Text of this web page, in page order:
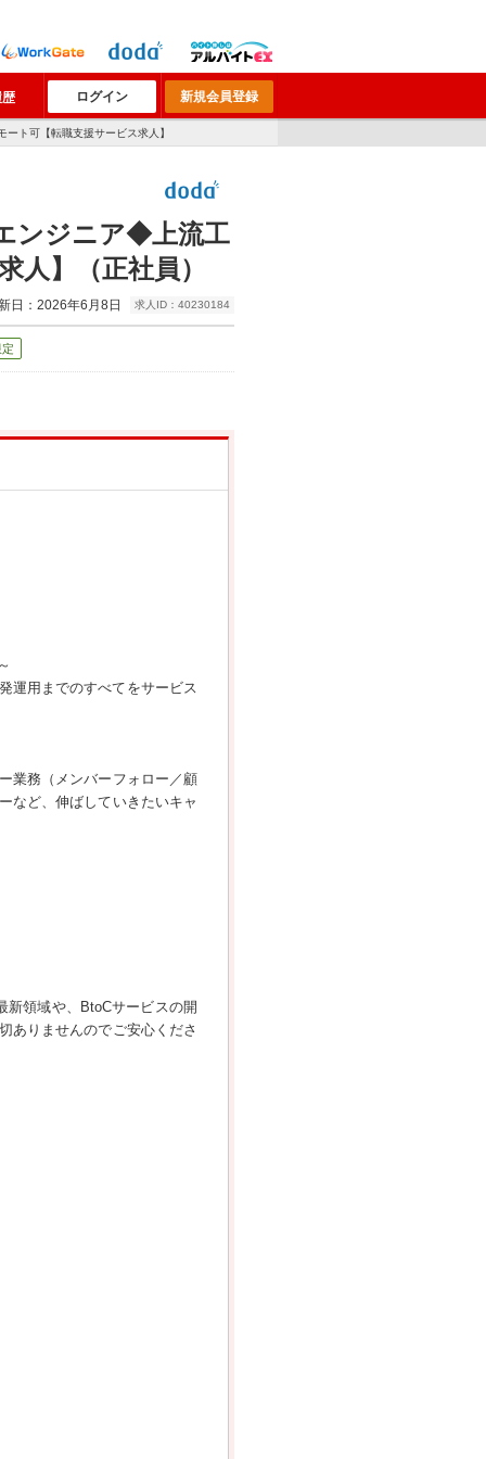
歴 ログイン 新規会員登録
ト可【転職支援サービス求人】
ンジニア◆上流工
】（正社員）
日：2026年6月8日 求人ID：40230184
運用までのすべてをサービス
業務（メンバーフォロー／顧
など、伸ばしていきたいキャ
新領域や、BtoCサービスの開
ありませんのでご安心くださ